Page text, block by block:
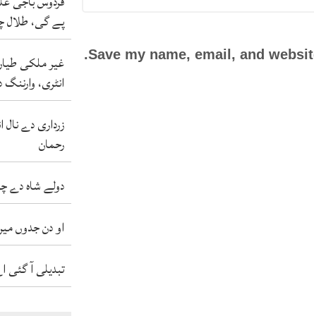
پے گی، طلال
غیر ملکی
انٹری،
زرداری دے
رحمان
دولے شاہ دے
او دن جدوں
تبدیلی آ گئی
Save my name, email, and